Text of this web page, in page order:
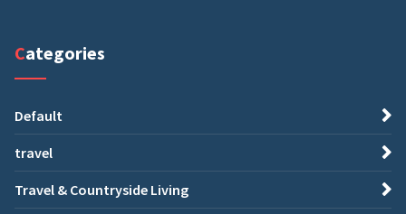
Categories
Default
travel
Travel & Countryside Living